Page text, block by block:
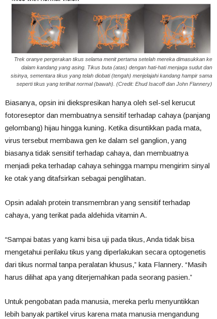
Trek oranye pergerakan tikus selama menit pertama setelah mereka dimasukkan ke
dalam kandang yang asing. Tikus buta (atas) dengan hati-hati menjaga sudut dan
sisinya, sementara tikus yang telah diobati (tengah) menjelajahi kandang hampir sama
seperti tikus yang terlihat normal (bawah). (Credit: Ehud Isacoff dan John Flannery)
Biasanya, opsin ini diekspresikan hanya oleh sel-sel kerucut
fotoreseptor dan membuatnya sensitif terhadap cahaya (panjang
gelombang) hijau hingga kuning. Ketika disuntikkan pada mata,
virus tersebut membawa gen ke dalam sel ganglion, yang
biasanya tidak sensitif terhadap cahaya, dan membuatnya
menjadi peka terhadap cahaya sehingga mampu mengirim sinyal
ke otak yang ditafsirkan sebagai penglihatan.
Opsin adalah protein transmembran yang sensitif terhadap
cahaya, yang terikat pada aldehida vitamin A.
“Sampai batas yang kami bisa uji pada tikus, Anda tidak bisa
mengetahui perilaku tikus yang diperlakukan secara optogenetis
dari tikus normal tanpa peralatan khusus,” kata Flannery. “Masih
harus dilihat apa yang diterjemahkan pada seorang pasien.”
Untuk pengobatan pada manusia, mereka perlu menyuntikkan
lebih banyak partikel virus karena mata manusia mengandung